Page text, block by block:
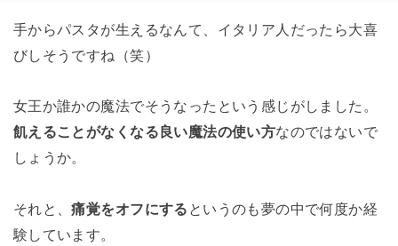
手からパスタが生えるなんて、イタリア人だったら大喜
びしそうですね（笑）
女王か誰かの魔法でそうなったという感じがしました。
飢えることがなくなる良い魔法の使い方なのではないで
しょうか。
それと、痛覚をオフにする というのも夢の中で何度か経
験しています。